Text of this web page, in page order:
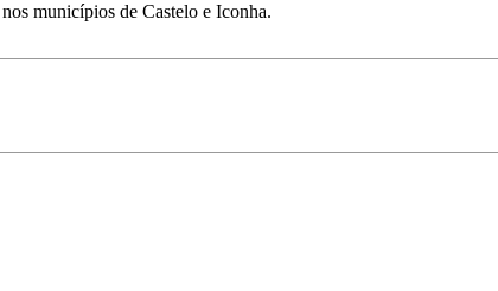
municípios de Castelo e Iconha.